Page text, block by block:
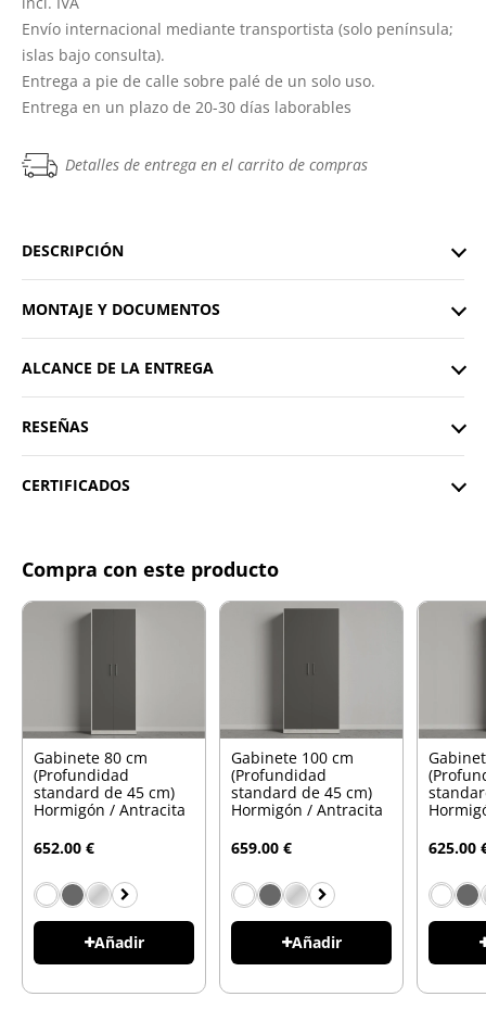
Envío internacional mediante transportista (solo península;
islas bajo consulta).
Entrega a pie de calle sobre palé de un solo uso.
Entrega en un plazo de 20-30 días laborables
Detalles de entrega en el carrito de compras
DESCRIPCIÓN
MONTAJE Y DOCUMENTOS
ALCANCE DE LA ENTREGA
RESEÑAS
CERTIFICADOS
Compra con este producto
Gabinete 80 cm
(Profundidad
standard de 45 cm)
Hormigón / Antracita
652.00 €
Añadir
Gabinete 100 cm
(Profundidad
standard de 45 cm)
Hormigón / Antracita
659.00 €
Añadir
625.00